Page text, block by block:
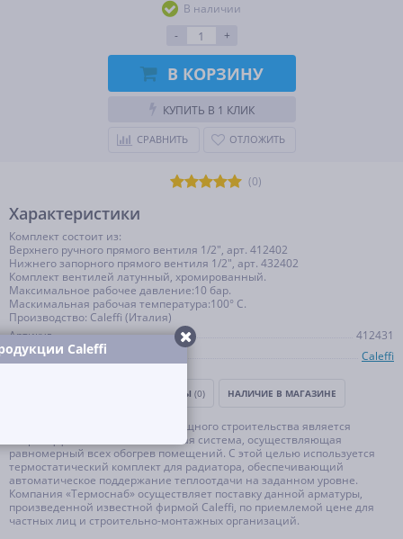
Caleffi
В наличии
-
+
В КОРЗИНУ
КУПИТЬ В 1 КЛИК
СРАВНИТЬ ОТЛОЖИТЬ
(0)
Характеристики
Комплект состоит из:
Верхнего ручного прямого вентиля 1/2″, арт. 412402
Нижнего запорного прямого вентиля 1/2″, арт. 432402
Комплект вентилей латунный, хромированный.
Максимальное рабочее давление:10 бар.
Маскимальная рабочая температура:100° С.
Производство: Caleffi (Италия)
Артикул
412431
Производитель
Caleffi
ОТЗЫВЫ И ВОПРОСЫ (0) НАЛИЧИЕ В МАГАЗИНЕ
Стандартом современного жилищного строительства является
энергоэффективная отопительная система, осуществляющая
равномерный всех обогрев помещений. С этой целью используется
термостатический комплект для радиатора, обеспечивающий
автоматическое поддержание теплоотдачи на заданном уровне.
Компания «Термоснаб» осуществляет поставку данной арматуры,
произведенной известной фирмой Caleffi, по приемлемой цене для
частных лиц и строительно-монтажных организаций.